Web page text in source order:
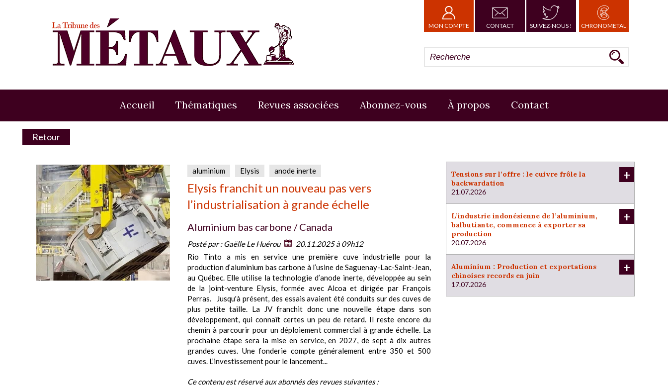
MON COMPTE CONTACT SUIVEZ-NOUS ! CHRONOMETAL
Accueil Thématiques Revues associées Abonnez-vous À propos Contact
Retour
aluminium Elysis anode inerte
Elysis franchit un nouveau pas vers
l’industrialisation à grande échelle
Aluminium bas carbone / Canada
Posté par :Gaëlle Le Huérou
20.11.2025 à 09h12
Rio Tinto a mis en service une première cuve industrielle pour la
production d’aluminium bas carbone à l’usine de Saguenay-Lac-Saint-Jean,
au Québec. Elle utilise la technologie d’anode inerte, développée au sein
de la joint-venture Elysis, formée avec Alcoa et dirigée par François
Perras. Jusqu'à présent, des essais avaient été conduits sur des cuves de
plus petite taille. La JV franchit donc une nouvelle étape dans son
développement, qui connaît certes un peu de retard. Il reste encore du
chemin à parcourir pour un déploiement commercial à grande échelle. La
prochaine étape sera la mise en service, en 2027, de sept à dix autres
grandes cuves. Une fonderie compte généralement entre 350 et 500
cuves. L’investissement pour le lancement...
Ce contenu est réservé aux abonnés des revues suivantes :
Tensions sur l’offre : le cuivre frôle la
backwardation
21.07.2026
+
L’industrie indonésienne de l’aluminium,
balbutiante, commence à exporter sa
production
20.07.2026
+
Aluminium : Production et exportations
chinoises records en juin
17.07.2026
+